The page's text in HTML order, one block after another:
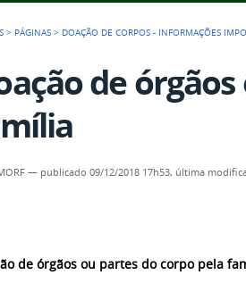
> PÁGINAS > DOAÇÃO DE CORPOS - INFORMAÇÕES
de
— publicado 09/12/2018 17h53, última
de órgãos ou partes do corpo pela